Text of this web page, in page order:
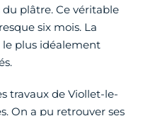
plâtre. Ce véritable
six mois. La
plus idéalement
travaux de Viollet-le-
On a pu retrouver ses